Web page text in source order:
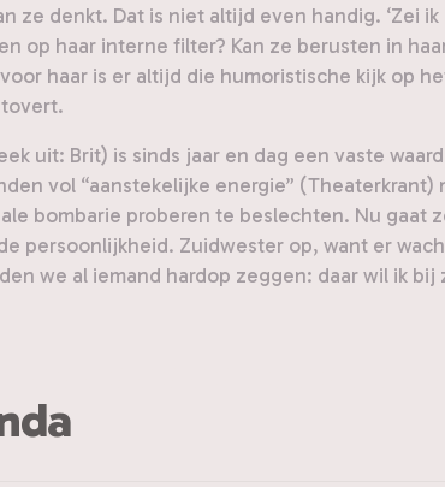
ze denkt. Dat is niet altijd even handig. ‘Zei
op haar interne filter? Kan ze berusten in
haar is er altijd die humoristische kijk op
uit: Brit) is sinds jaar en dag een vaste
vol “aanstekelijke energie”
bombarie proberen te beslechten. Nu gaat
persoonlijkheid. Zuidwester op, want er
we al iemand hardop zeggen: daar wil ik bij